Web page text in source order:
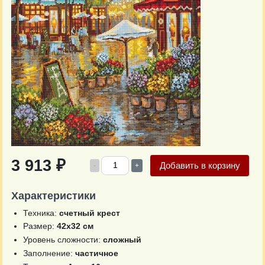
3 913 ₽ - + Добавить в корзину
Характеристики
Техника: счетный крест
Размер: 42х32 см
Уровень сложности: сложный
Заполнение: частичное